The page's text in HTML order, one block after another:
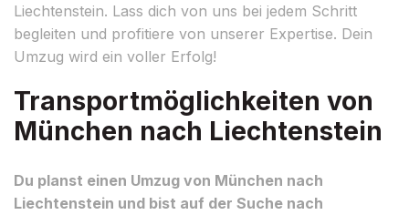
Liechtenstein. Lass dich von uns bei jedem Schritt
begleiten und profitiere von unserer Expertise. Dein
Umzug wird ein voller Erfolg!
Transportmöglichkeiten von
München nach Liechtenstein
Du planst einen Umzug von München nach
Liechtenstein und bist auf der Suche nach